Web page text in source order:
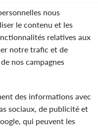
nous
le contenu et les
relatives aux
notre trafic et de
nos campagnes
des informations avec
sociaux, de publicité et
qui peuvent les